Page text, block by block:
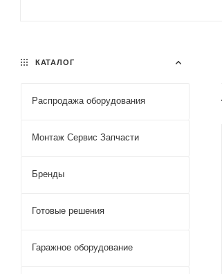
КАТАЛОГ
Распродажа оборудования
Монтаж Сервис Запчасти
Бренды
Готовые решения
Гаражное оборудование